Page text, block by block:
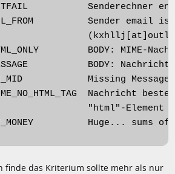
Senderechner
Sender email
BODY: MIME-
BODY: Nachricht
Missing
Nachricht
"html"-Element
Huge... sums of
finde das Kriterium sollte mehr als nur